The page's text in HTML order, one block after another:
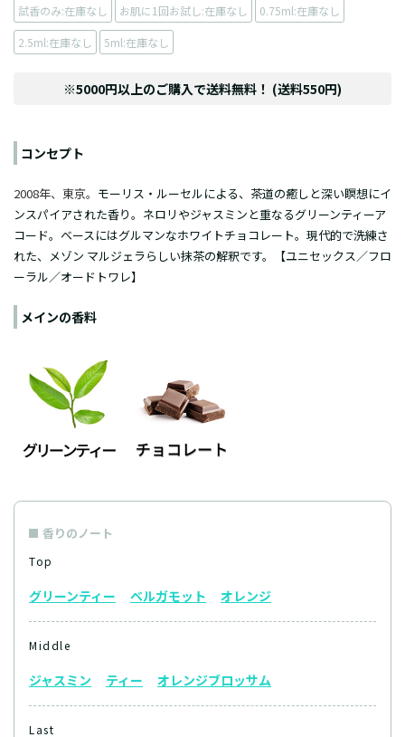
試香のみ:在庫なし お肌に1回お試し:在庫なし 0.75ml:在庫なし
2.5ml:在庫なし 5ml:在庫なし
※5000円以上のご購入で送料無料！ (送料550円)
コンセプト
2008年、東京。 モーリス・ルーセルによる、茶道の癒しと深い瞑想にイ
ンスパイアされた香り。ネロリやジャスミンと重なるグリーンティーア
コード。ベースにはグルマンなホワイトチョコレート。現代的で洗練さ
れた、メゾン マルジェラらしい抹茶の解釈です。【ユニセックス／フロ
ーラル／オードトワレ】
メインの香料
香りのノート
Top
グリーンティー ベルガモット オレンジ
Middle
ジャスミン ティー オレンジブロッサム
Last